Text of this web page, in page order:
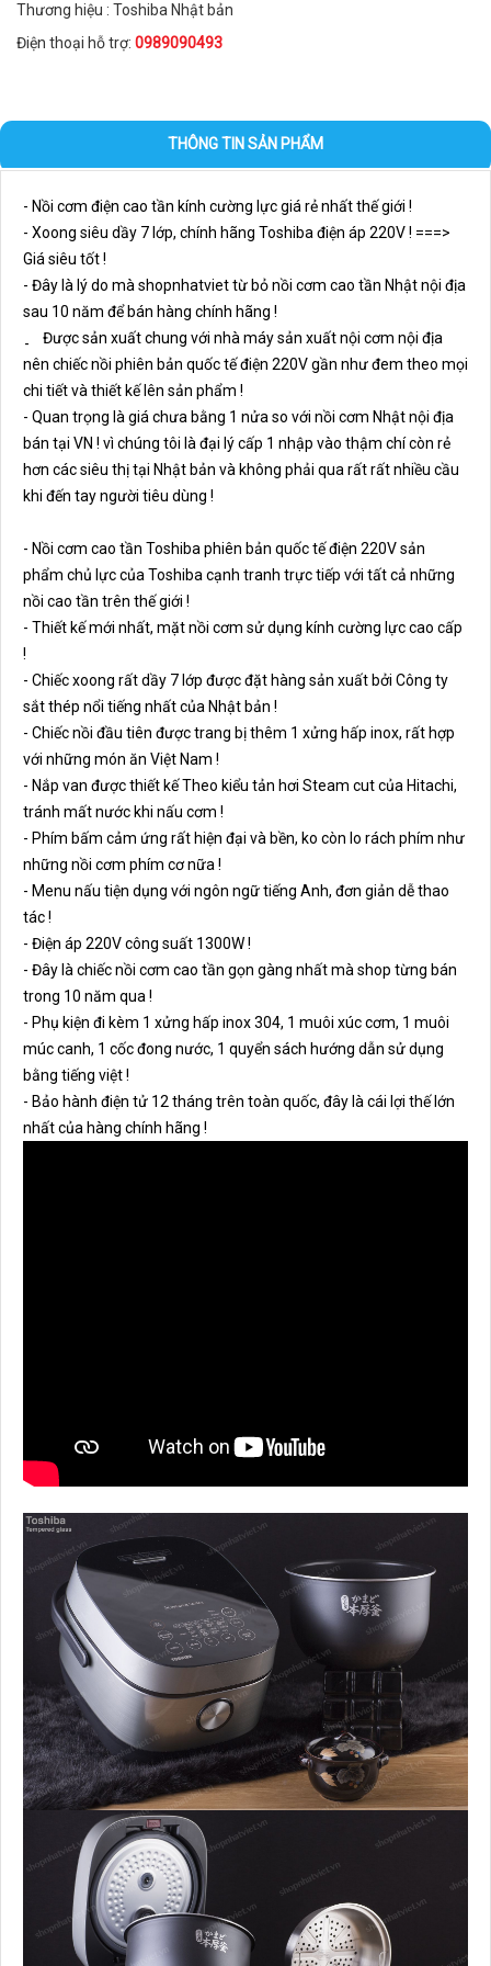
Thương hiệu : Toshiba Nhật bản
Điện thoại hỗ trợ: 0989090493
THÔNG TIN SẢN PHẨM
- Nồi cơm điện cao tần kính cường lực giá rẻ nhất thế giới !
- Xoong siêu dầy 7 lớp, chính hãng Toshiba điện áp 220V ! ===>
Giá siêu tốt !
- Đây là lý do mà shopnhatviet từ bỏ nồi cơm cao tần Nhật nội địa
sau 10 năm để bán hàng chính hãng !
-
Được sản xuất chung với nhà máy sản xuất nội cơm nội địa
nên chiếc nồi phiên bản quốc tế điện 220V gần như đem theo mọi
chi tiết và thiết kế lên sản phẩm !
- Quan trọng là giá chưa bằng 1 nửa so với nồi cơm Nhật nội địa
bán tại VN ! vì chúng tôi là đại lý cấp 1 nhập vào thậm chí còn rẻ
hơn các siêu thị tại Nhật bản và không phải qua rất rất nhiều cầu
khi đến tay người tiêu dùng !
- Nồi cơm cao tần Toshiba phiên bản quốc tế điện 220V sản
phẩm chủ lực của Toshiba cạnh tranh trực tiếp với tất cả những
nồi cao tần trên thế giới !
- Thiết kế mới nhất, mặt nồi cơm sử dụng kính cường lực cao cấp
!
- Chiếc xoong rất dầy 7 lớp được đặt hàng sản xuất bởi Công ty
sắt thép nổi tiếng nhất của Nhật bản !
- Chiếc nồi đầu tiên được trang bị thêm 1 xửng hấp inox, rất hợp
với những món ăn Việt Nam !
- Nắp van được thiết kế Theo kiểu tản hơi Steam cut của Hitachi,
tránh mất nước khi nấu cơm !
- Phím bấm cảm ứng rất hiện đại và bền, ko còn lo rách phím như
những nồi cơm phím cơ nữa !
- Menu nấu tiện dụng với ngôn ngữ tiếng Anh, đơn giản dễ thao
tác !
- Điện áp 220V công suất 1300W !
- Đây là chiếc nồi cơm cao tần gọn gàng nhất mà shop từng bán
trong 10 năm qua !
- Phụ kiện đi kèm 1 xửng hấp inox 304, 1 muôi xúc cơm, 1 muôi
múc canh, 1 cốc đong nước, 1 quyển sách hướng dẫn sử dụng
bằng tiếng việt !
- Bảo hành điện tử 12 tháng trên toàn quốc, đây là cái lợi thế lớn
nhất của hàng chính hãng !